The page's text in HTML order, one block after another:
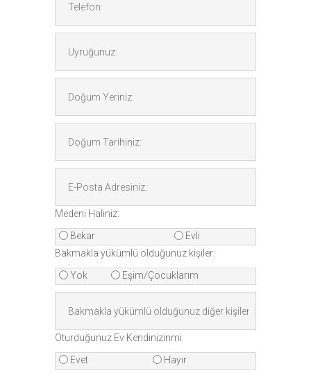
Medeni Haliniz:
Bekar
Evli
Bakmakla yükümlü olduğunuz kişiler:
Yok
Eşim/Çocuklarım
Oturduğunuz Ev Kendinizinmi:
Evet
Hayır